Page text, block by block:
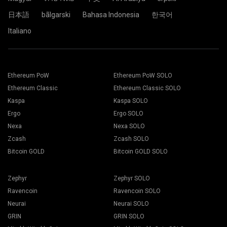
Przejść do zakładki Pracownicy.
Wybierz swoje platformy wydobywcze i wciśnij przycisk
Kopanie.
wydobywczej, a proces wydobycia rozpoczyna się
Wszystko jest gotowe. Twoje urządzenie górnicze
nazwę w polu Name poniżej. Naciśnij przycisk Create.
wyskakujące okienko, wybierz najbliższą lokalizację
serwera. Domyślną lokalizacją dla Europy jest EU.
日本語
bãlgarski Bahasa Indonesia
한국어
Italiano
Ethereum PoW
Ethereum Classic
Kaspa
Ergo
Nexa
Zcash
Bitcoin GOLD
Ethereum PoW SOLO
Ethereum Classic SOLO
Kaspa SOLO
Ergo SOLO
Nexa SOLO
Zcash SOLO
Bitcoin GOLD SOLO
Zephyr
Ravencoin
Neurai
GRIN
Zephyr SOLO
Ravencoin SOLO
Neurai SOLO
GRIN SOLO